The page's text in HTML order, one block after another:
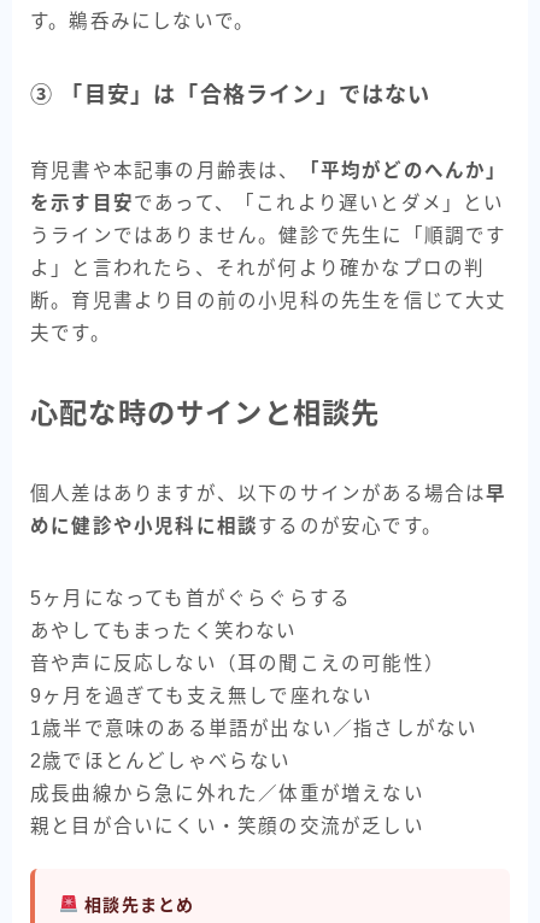
す。鵜呑みにしないで。
③ 「目安」は「合格ライン」ではない
育児書や本記事の月齢表は、
「平均がどのへんか」
を示す目安であって、「これより遅いとダメ」とい
うラインではありません。健診で先生に「順調です
よ」と言われたら、それが何より確かなプロの判
断。育児書より目の前の小児科の先生を信じて大丈
夫です。
心配な時のサインと相談先
個人差はありますが、以下のサインがある場合は早
めに健診や小児科に相談するのが安心です。
5ヶ月になっても首がぐらぐらする
あやしてもまったく笑わない
音や声に反応しない（耳の聞こえの可能性）
9ヶ月を過ぎても支え無しで座れない
1歳半で意味のある単語が出ない／指さしがない
2歳でほとんどしゃべらない
成長曲線から急に外れた／体重が増えない
親と目が合いにくい・笑顔の交流が乏しい
相談先まとめ